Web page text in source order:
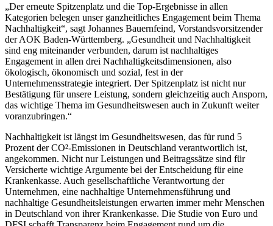
„Der erneute Spitzenplatz und die Top-Ergebnisse in allen
Kategorien belegen unser ganzheitliches Engagement beim Thema
Nachhaltigkeit“, sagt Johannes Bauernfeind, Vorstandsvorsitzender
der AOK Baden-Württemberg. „Gesundheit und Nachhaltigkeit
sind eng miteinander verbunden, darum ist nachhaltiges
Engagement in allen drei Nachhaltigkeitsdimensionen, also
ökologisch, ökonomisch und sozial, fest in der
Unternehmensstrategie integriert. Der Spitzenplatz ist nicht nur
Bestätigung für unsere Leistung, sondern gleichzeitig auch Ansporn,
das wichtige Thema im Gesundheitswesen auch in Zukunft weiter
voranzubringen.“
Nachhaltigkeit ist längst im Gesundheitswesen, das für rund 5
Prozent der CO²-Emissionen in Deutschland verantwortlich ist,
angekommen. Nicht nur Leistungen und Beitragssätze sind für
Versicherte wichtige Argumente bei der Entscheidung für eine
Krankenkasse. Auch gesellschaftliche Verantwortung der
Unternehmen, eine nachhaltige Unternehmensführung und
nachhaltige Gesundheitsleistungen erwarten immer mehr Menschen
in Deutschland von ihrer Krankenkasse. Die Studie von Euro und